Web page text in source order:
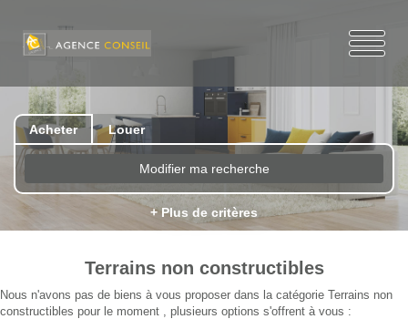
Acheter Louer
Modifier ma recherche
+ Plus de critères
Terrains non constructibles
Nous n'avons pas de biens à vous proposer dans la catégorie Terrains non
constructibles pour le moment , plusieurs options s'offrent à vous :